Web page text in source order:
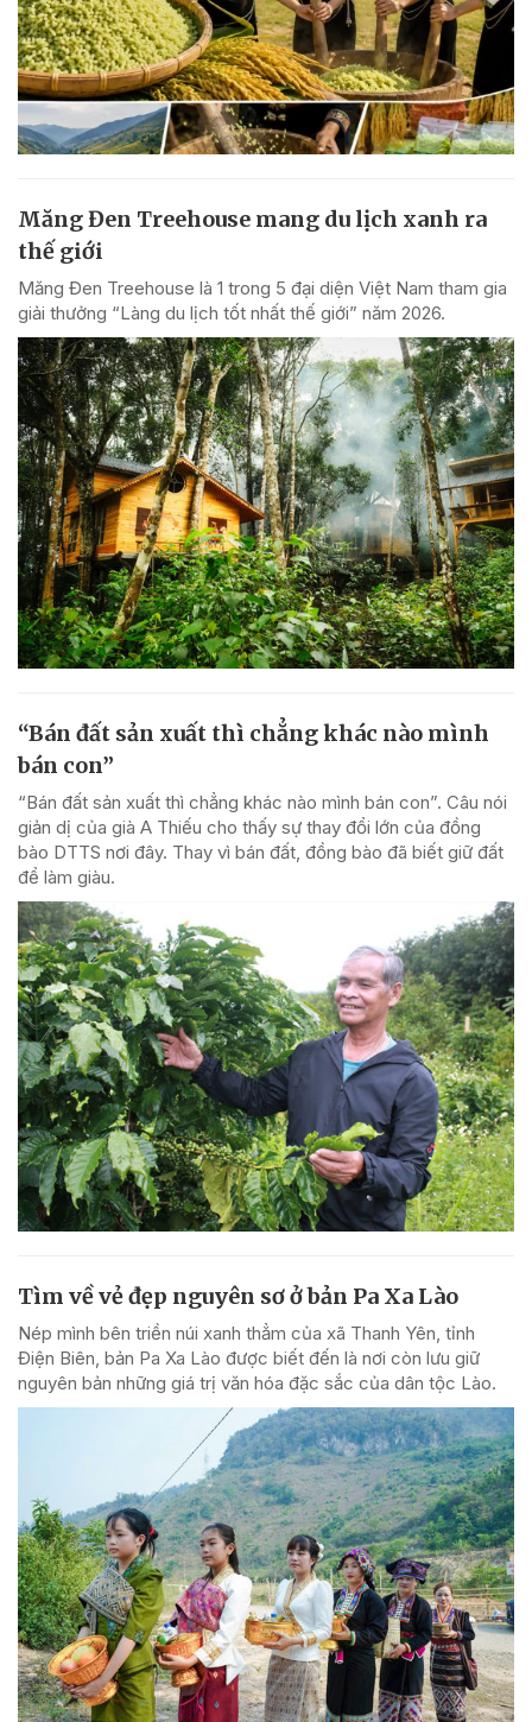
Măng Đen Treehouse mang du lịch xanh ra
thế giới
Măng Đen Treehouse là 1 trong 5 đại diện Việt Nam tham gia
giải thưởng “Làng du lịch tốt nhất thế giới” năm 2026.
“Bán đất sản xuất thì chẳng khác nào mình
bán con”
“Bán đất sản xuất thì chẳng khác nào mình bán con”. Câu nói
giản dị của già A Thiếu cho thấy sự thay đổi lớn của đồng
bào DTTS nơi đây. Thay vì bán đất, đồng bào đã biết giữ đất
để làm giàu.
Tìm về vẻ đẹp nguyên sơ ở bản Pa Xa Lào
Nép mình bên triền núi xanh thẳm của xã Thanh Yên, tỉnh
Điện Biên, bản Pa Xa Lào được biết đến là nơi còn lưu giữ
nguyên bản những giá trị văn hóa đặc sắc của dân tộc Lào.